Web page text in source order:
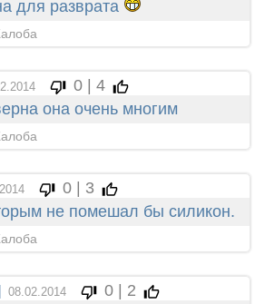
для разврата
0 | 4
она очень многим
0 | 3
не помешал бы силикон.
08.02.2014
0 | 2